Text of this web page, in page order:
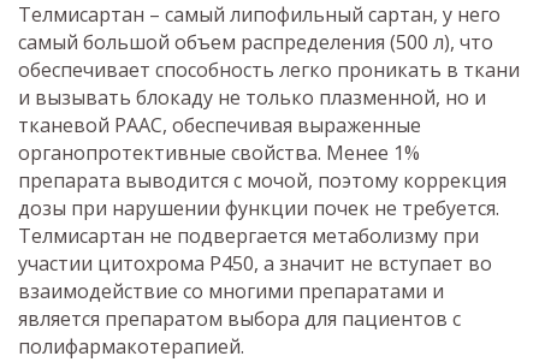
Телмисартан – самый липофильный сартан, у него
самый большой объем распределения (500 л), что
обеспечивает способность легко проникать в ткани
и вызывать блокаду не только плазменной, но и
тканевой РААС, обеспечивая выраженные
органопротективные свойства. Менее 1%
препарата выводится с мочой, поэтому коррекция
дозы при нарушении функции почек не требуется.
Телмисартан не подвергается метаболизму при
участии цитохрома Р450, а значит не вступает во
взаимодействие со многими препаратами и
является препаратом выбора для пациентов с
полифармакотерапией.